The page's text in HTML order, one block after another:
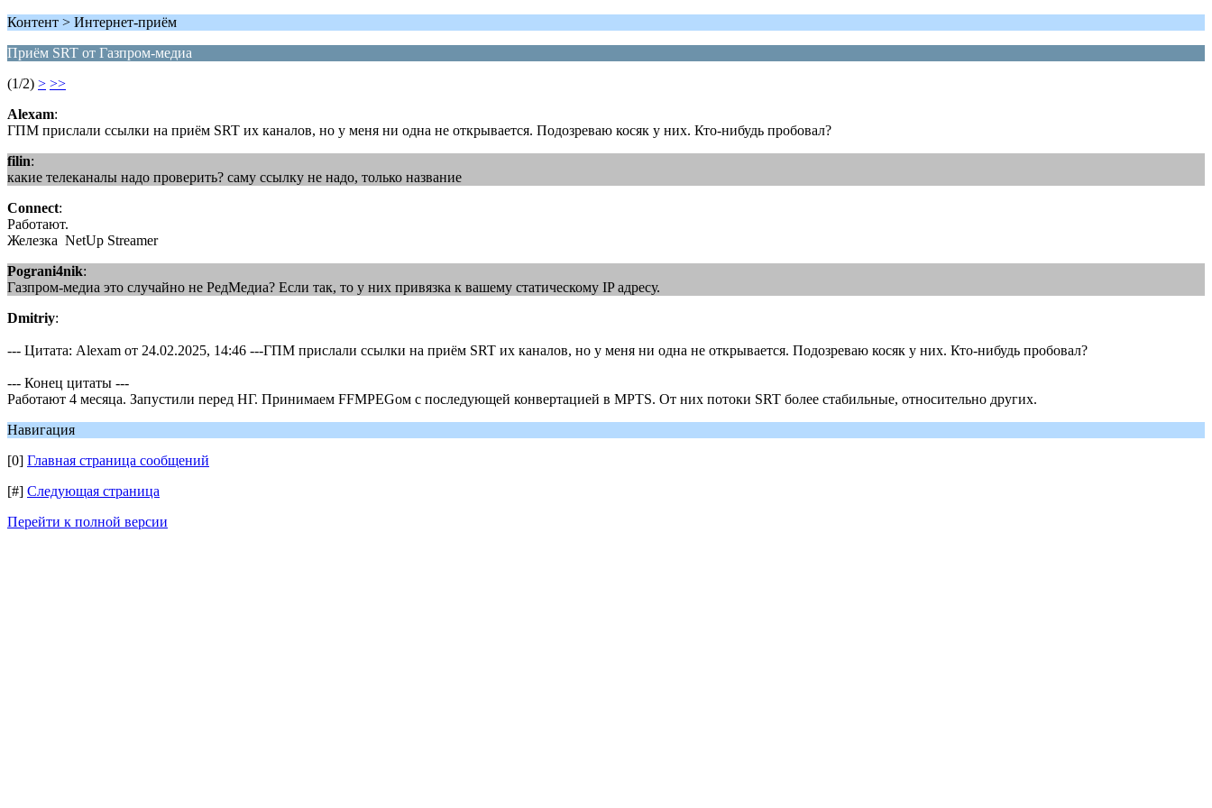
Контент > Интернет-приём
Приём SRT от Газпром-медиа
(1/2) > >>
Alexam:
ГПМ прислали ссылки на приём SRT их каналов, но у меня ни одна не открывается. Подозреваю косяк у них. Кто-нибудь пробовал?
filin:
какие телеканалы надо проверить? саму ссылку не надо, только название
Connect:
Работают.
Железка NetUp Streamer
Pograni4nik:
Газпром-медиа это случайно не РедМедиа? Если так, то у них привязка к вашему статическому IP адресу.
Dmitriy:
--- Цитата: Alexam от 24.02.2025, 14:46 ---ГПМ прислали ссылки на приём SRT их каналов, но у меня ни одна не открывается. Подозреваю косяк у них. Кто-нибудь пробовал?
--- Конец цитаты ---
Работают 4 месяца. Запустили перед НГ. Принимаем FFMPEGом с последующей конвертацией в MPTS. От них потоки SRT более стабильные, относительно других.
Навигация
[0] Главная страница сообщений
[#] Следующая страница
Перейти к полной версии